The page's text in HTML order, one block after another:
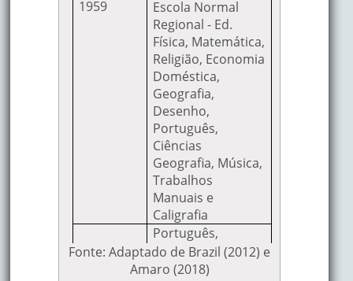
1959
Escola Normal
Regional - Ed.
Física, Matemática,
Religião, Economia
Doméstica,
Geografia,
Desenho,
Português,
Ciências
Geografia, Música,
Trabalhos
Manuais e
Caligrafia
Português,
Matemática, Física
e Química,
Fonte: Adaptado de Brazil (2012) e
Amaro (2018)